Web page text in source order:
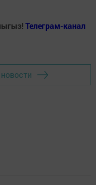
Телеграм-канал